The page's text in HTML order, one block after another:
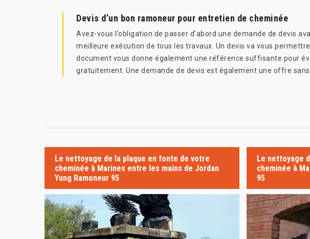
Devis d’un bon ramoneur pour entretien de cheminée
Avez-vous l’obligation de passer d’abord une demande de devis
meilleure exécution de tous les travaux. Un devis va vous
document vous donne également une référence suffisante pour
gratuitement. Une demande de devis est également une offre
Le nettoyage de la plaque en fonte de votre
cheminée à Marines entre les mains de Jordan
Yung Ramoneur 95
Le nettoyage
cheminée à
95